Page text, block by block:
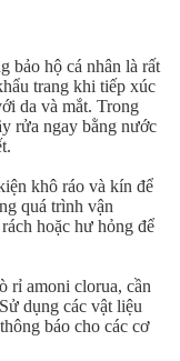
bảo hộ cá nhân là rất
trang khi tiếp xúc
da và mắt. Trong
rửa ngay bằng nước
khô ráo và kín để
quá trình vận
hoặc hư hỏng để
rỉ amoni clorua, cần
dụng các vật liệu
báo cho các cơ